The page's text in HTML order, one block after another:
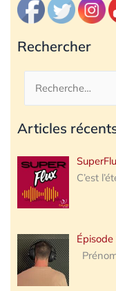
Rechercher
Rechercher :
Articles
C’est
Épisode